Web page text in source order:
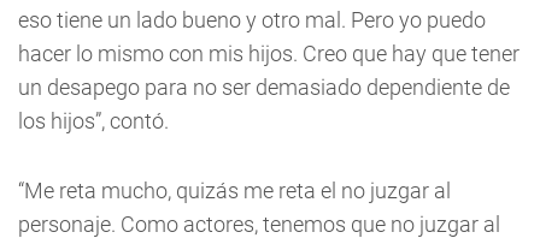
eso tiene un lado bueno y otro mal. Pero yo puedo
hacer lo mismo con mis hijos. Creo que hay que tener
un desapego para no ser demasiado dependiente de
los hijos”, contó.
“Me reta mucho, quizás me reta el no juzgar al
personaje. Como actores, tenemos que no juzgar al